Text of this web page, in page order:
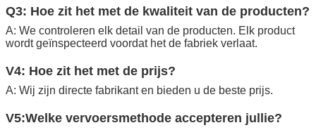
Q3: Hoe zit het met de kwaliteit van de producten?
A: We controleren elk detail van de producten. Elk product
wordt geïnspecteerd voordat het de fabriek verlaat.
V4: Hoe zit het met de prijs?
A: Wij zijn directe fabrikant en bieden u de beste prijs.
V5:Welke vervoersmethode accepteren jullie?